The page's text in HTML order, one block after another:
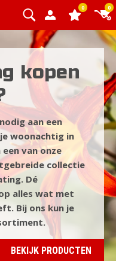
0 0
kopen
aan een
woonachtig in
van onze
collectie
Dé
alles wat met
Bij ons kun je
BEKIJK PRODUCTEN